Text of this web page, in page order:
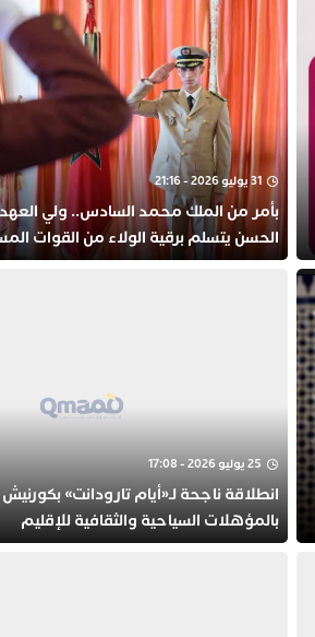
31 يوليو 2026 - 21:16
بأمر من الملك محمد السادس.. ولي العهد
الحسن يتسلم برقية الولاء من القوات
ويترأس مأدبة رسمية بتطوان
25 يوليو 2026 - 17:08
انطلاقة ناجحة لـ«أيام تارودانت»
بالمؤهلات السياحية والثقافية للإقليم